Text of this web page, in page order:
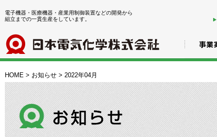
電子機器・医療機器・産業用制御装置などの開発から
組立までの一貫生産をしています。
HOME > お知らせ > 2022年04月